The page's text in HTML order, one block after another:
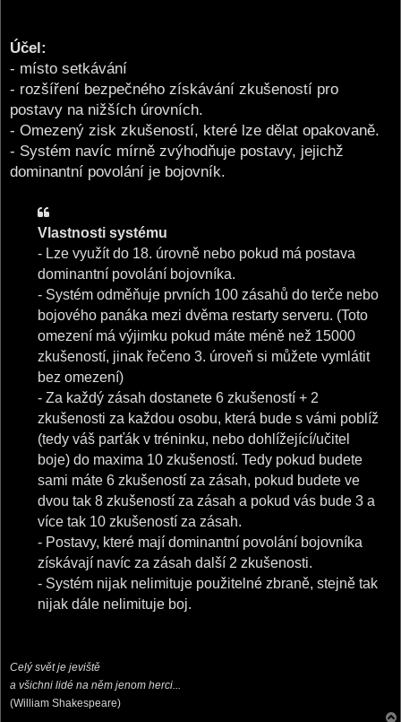
Účel:
- místo setkávání
- rozšíření bezpečného získávání zkušeností pro
postavy na nižších úrovních.
- Omezený zisk zkušeností, které lze dělat opakovaně.
- Systém navíc mírně zvýhodňuje postavy, jejichž
dominantní povolání je bojovník.
Vlastnosti systému
- Lze využít do 18. úrovně nebo pokud má postava
dominantní povolání bojovníka.
- Systém odměňuje prvních 100 zásahů do terče nebo
bojového panáka mezi dvěma restarty serveru. (Toto
omezení má výjimku pokud máte méně než 15000
zkušeností, jinak řečeno 3. úroveň si můžete vymlátit
bez omezení)
- Za každý zásah dostanete 6 zkušeností + 2
zkušenosti za každou osobu, která bude s vámi poblíž
(tedy váš parťák v tréninku, nebo dohlížející/učitel
boje) do maxima 10 zkušeností. Tedy pokud budete
sami máte 6 zkušeností za zásah, pokud budete ve
dvou tak 8 zkušeností za zásah a pokud vás bude 3 a
více tak 10 zkušeností za zásah.
- Postavy, které mají dominantní povolání bojovníka
získávají navíc za zásah další 2 zkušenosti.
- Systém nijak nelimituje použitelné zbraně, stejně tak
nijak dále nelimituje boj.
Celý svět je jeviště
a všichni lidé na něm jenom herci...
(William Shakespeare)